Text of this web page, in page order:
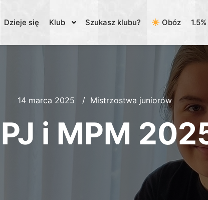
Dzieje się Klub Szukasz klubu? Obóz
14 marca 2025 Mistrzostwa juniorów
i MPM